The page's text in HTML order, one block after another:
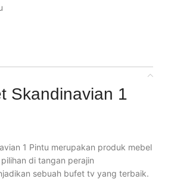
Skandinavian 1
1 Pintu merupakan produk mebel
di tangan perajin
sebuah bufet tv yang terbaik.